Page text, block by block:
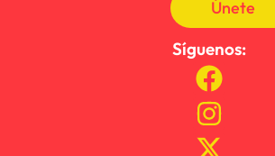
Únete
Síguenos: